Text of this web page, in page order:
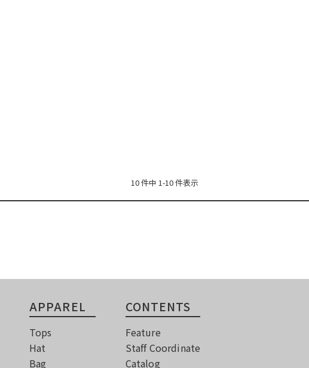
10 件中 1-10 件表示
APPAREL
Tops
Hat
Bag
CONTENTS
Feature
Staff Coordinate
Catalog